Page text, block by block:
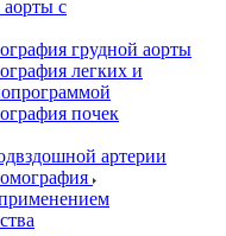
с
грудной аорты
легких и
почек
артерии